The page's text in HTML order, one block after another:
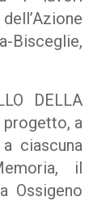
DELLA
a
ciascuna
il
Ossigeno